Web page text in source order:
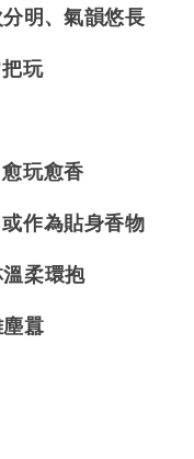
分明、氣韻悠長
玩
玩愈香
或作為貼身香物
柔環抱
囂